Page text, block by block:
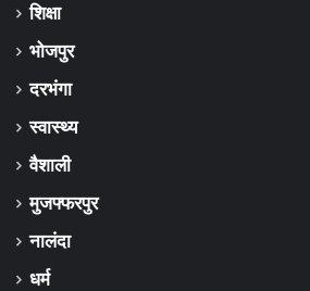
शिक्षा
भोजपुर
दरभंगा
स्वास्थ्य
वैशाली
मुजफ्फरपुर
नालंदा
धर्म